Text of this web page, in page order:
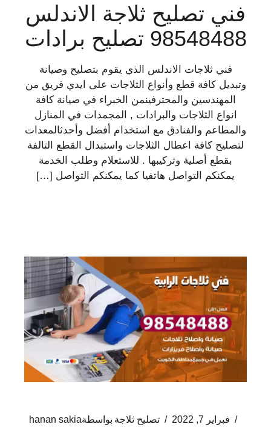
فني تصليح ثلاجة الاندلس
98548488 تصليح برادات
فني ثلاجات الاندلس الذي يقوم بتصليح وصيانة
وتبديل كافة قطع وأنواع الثلاجات على ايدي فريق من
المهندسين والمحترفينمن الخبراء في صيانة كافة
انواع الثلاجات والبرادات , المجمدات في المنازل
والمطاعم والفنادق مع استخدام أفضل وأحدثالمعدات
لتصليح كافة اعطال الثلاجات واستبدال القطع التالفة
بقطع أصلية وتركيبها . للاستعلام وطلب الخدمة
يمكنكم التواصل هاتفيا كما يمكنكم التواصل […]
فبراير 7, 2022 تصليح ثلاجة بواسطةhanan sakia